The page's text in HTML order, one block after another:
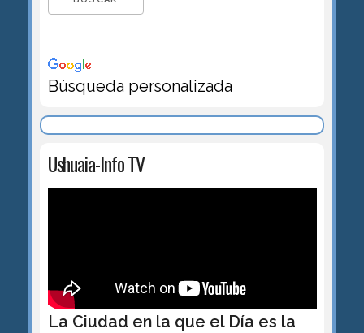
Búsqueda personalizada
Ushuaia-Info TV
La Ciudad en la que el Día es la